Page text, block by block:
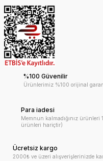
%100 Güvenilir
Ürünlerimiz %100 orijinal
Para iadesi
Memnun kalmadığınız
ürünleri hariçtir)
Ücretsiz kargo
2000₺ ve üzeri alışverişlerinizde